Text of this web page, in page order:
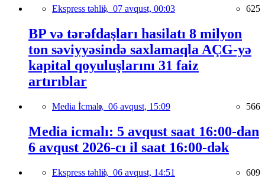
Ekspress təhlil, 07 avqust, 00:03 625
BP və tərəfdaşları hasilatı 8 milyon
ton səviyyəsində saxlamaqla AÇG-yə
kapital qoyuluşlarını 31 faiz
artırıblar
Media İcmalı, 06 avqust, 15:09 566
Media icmalı: 5 avqust saat 16:00-dan
6 avqust 2026-cı il saat 16:00-dək
Ekspress təhlil, 06 avqust, 14:51 609